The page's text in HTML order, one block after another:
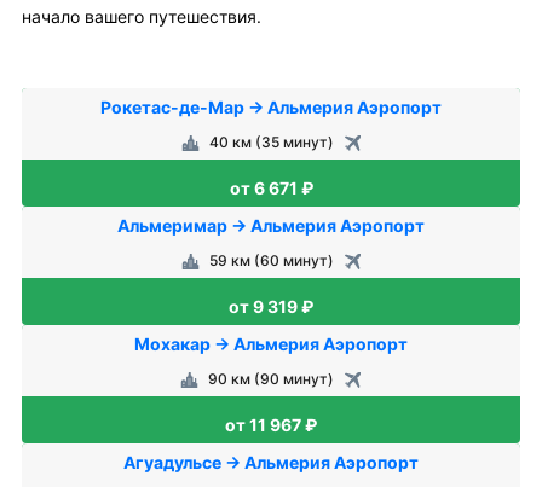
начало вашего путешествия.
Рокетас-де-Мар → Альмерия Аэропорт
40 км (35 минут)
от 6 671 ₽
Альмеримар → Альмерия Аэропорт
59 км (60 минут)
от 9 319 ₽
Мохакар → Альмерия Аэропорт
90 км (90 минут)
от 11 967 ₽
Агуадульсе → Альмерия Аэропорт